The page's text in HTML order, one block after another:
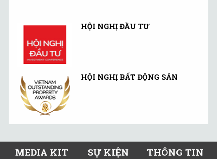
HỘI NGHỊ ĐẦU TƯ
HỘI NGHỊ BẤT ĐỘNG SẢN
MEDIA KIT SỰ KIỆN
THÔNG TIN